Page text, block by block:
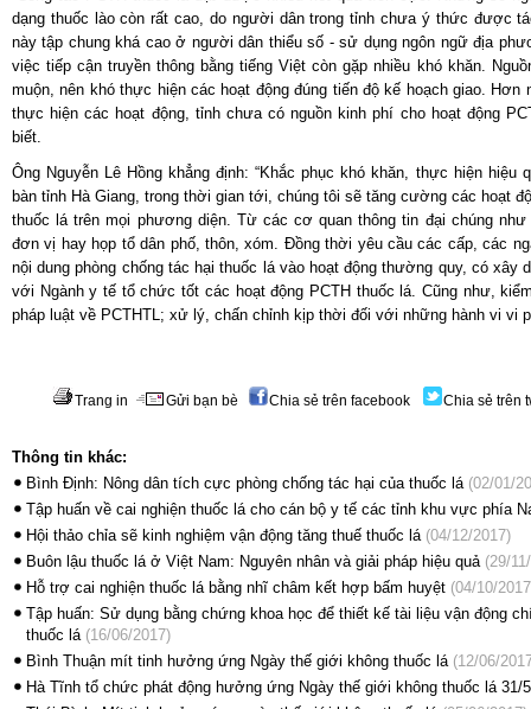
dạng thuốc lào còn rất cao, do người dân trong tỉnh chưa ý thức được
này tập chung khá cao ở người dân thiểu số - sử dụng ngôn ngữ địa
việc tiếp cận truyền thông bằng tiếng Việt còn gặp nhiều khó khăn.
muộn, nên khó thực hiện các hoạt động đúng tiến độ kế hoạch giao.
thực hiện các hoạt động, tỉnh chưa có nguồn kinh phí cho hoạt động
biết.
Ông Nguyễn Lê Hồng khẳng định: “Khắc phục khó khăn, thực hiện hiệu
bàn tỉnh Hà Giang, trong thời gian tới, chúng tôi sẽ tăng cường các hoạt
thuốc lá trên mọi phương diện. Từ các cơ quan thông tin đại chúng
đơn vị hay họp tổ dân phố, thôn, xóm. Đồng thời yêu cầu các cấp, các
nội dung phòng chống tác hại thuốc lá vào hoạt động thường quy, có
với Ngành y tế tổ chức tốt các hoạt động PCTH thuốc lá. Cũng như,
pháp luật về PCTHTL; xử lý, chấn chỉnh kịp thời đối với những hành vi vi
Trang in Gửi bạn bè Chia sẻ trên facebook Chia sẻ trên
Thông tin khác:
Bình Định: Nông dân tích cực phòng chống tác hại của thuốc lá (02/01/
Tập huấn về cai nghiện thuốc lá cho cán bộ y tế các tỉnh khu vực phía
Hội thảo chỉa sẽ kinh nghiệm vận động tăng thuế thuốc lá (04/12/2017)
Buôn lậu thuốc lá ở Việt Nam: Nguyên nhân và giải pháp hiệu quả (29/
Hỗ trợ cai nghiện thuốc lá bằng nhĩ châm kết hợp bấm huyệt (04/10/
Tập huấn: Sử dụng bằng chứng khoa học để thiết kế tài liệu vận động
thuốc lá (16/06/2017)
Bình Thuận mít tinh hưởng ứng Ngày thế giới không thuốc lá (12/06/
Hà Tĩnh tổ chức phát động hưởng ứng Ngày thế giới không thuốc lá 31/5